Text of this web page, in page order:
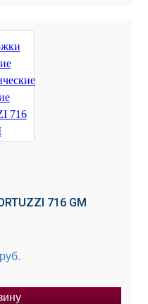
716 GM
руб.